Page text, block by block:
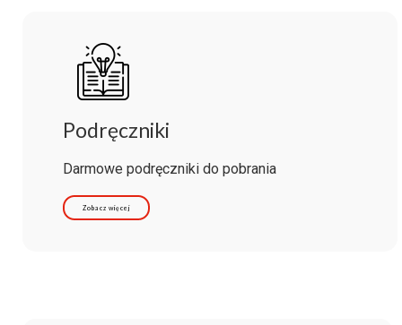
Podręczniki
Darmowe podręczniki do pobrania
Zobacz więcej